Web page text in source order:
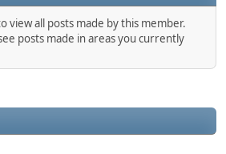
view all posts made by this member.
posts made in areas you currently